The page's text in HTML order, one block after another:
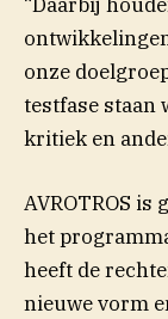
onze
testfase staan
kritiek en
AVROTROS is
het
heeft de
nieuwe vorm